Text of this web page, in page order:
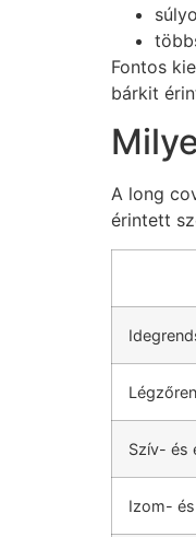
Fontos
bárkit
A long
érintett
Szív- és
Izom-